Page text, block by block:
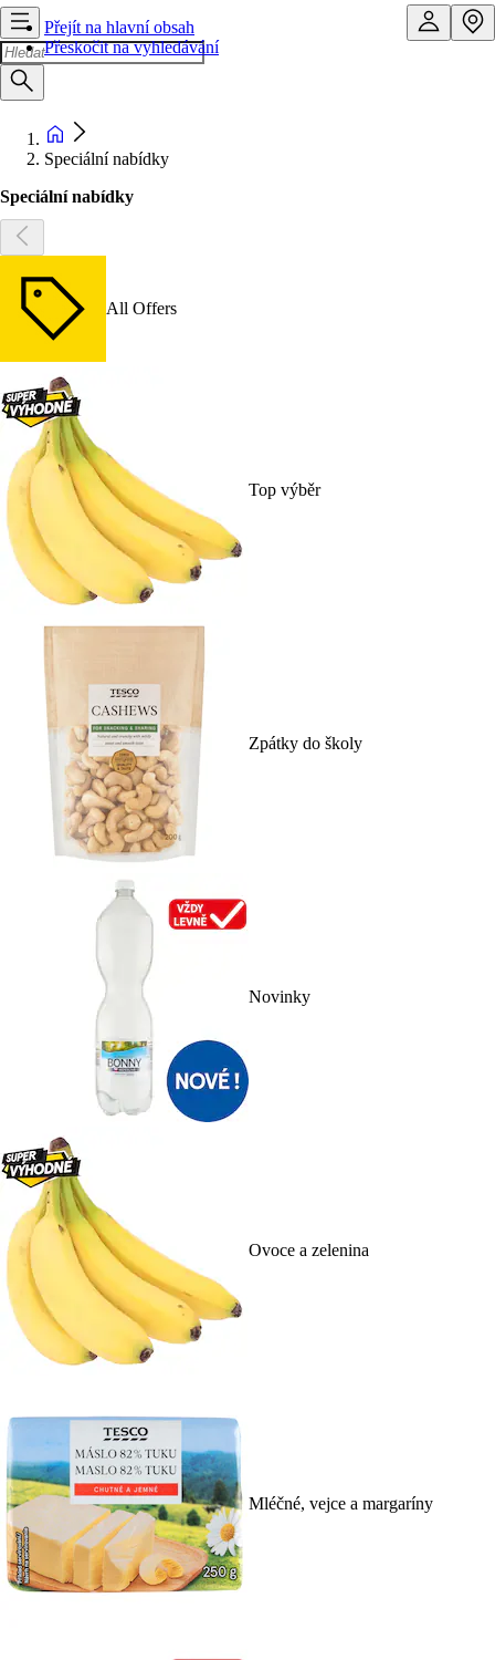
Přejít na hlavní obsah
Přeskočit na vyhledávání
Speciální nabídky
Speciální nabídky
All Offers
Top výběr
Zpátky do školy
Novinky
Ovoce a zelenina
Mléčné, vejce a margaríny